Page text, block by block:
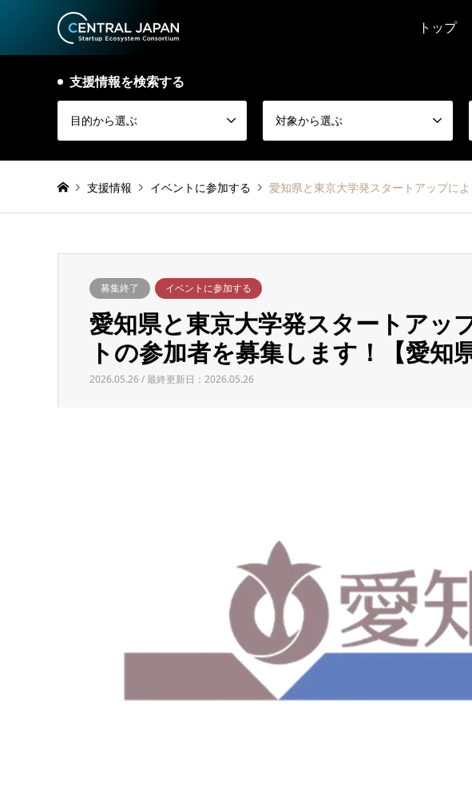
トップ
支援情報を検索する
目的から選ぶ 対象から選ぶ
支援情報 イベントに参加する 愛知県と東京大学発スタートアップに
募集終了 イベントに参加する
愛知県と東京大学発スタートアッ
トの参加者を募集します！【愛知県
2026.05.26 / 最終更新日：2026.05.26